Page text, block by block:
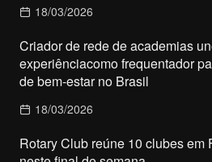
18/03/2026
Criador de rede de academias
experiênciacomo frequentador
de bem-estar no Brasil
18/03/2026
Rotary Club reúne 10 clubes em